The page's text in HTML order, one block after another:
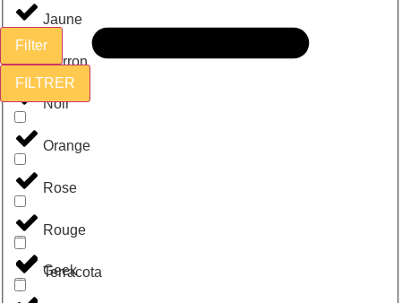
Geek
Jaune
Marron
Noir
Orange
Rose
Rouge
Terracota
Filter
FILTRER